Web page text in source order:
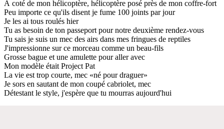
À coté de mon hélicoptère, hélicoptère posé près de mon coffre-fort
Peu importe ce qu'ils disent je fume 100 joints par jour
Je les ai tous roulés hier
Tu as besoin de ton passeport pour notre deuxième rendez-vous
Tu sais je suis un mec des airs dans mes fringues de reptiles
J'impressionne sur ce morceau comme un beau-fils
Grosse bague et une amulette pour aller avec
Mon modèle était Project Pat
La vie est trop courte, mec «né pour draguer»
Je sors en sautant de mon coupé cabriolet, mec
Détestant le style, j'espère que tu mourras aujourd'hui